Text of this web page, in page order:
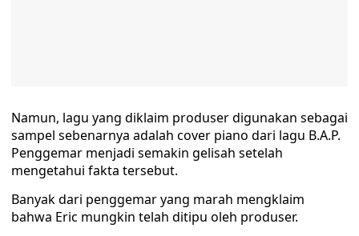
Namun, lagu yang diklaim produser digunakan sebagai
sampel sebenarnya adalah cover piano dari lagu B.A.P.
Penggemar menjadi semakin gelisah setelah
mengetahui fakta tersebut.
Banyak dari penggemar yang marah mengklaim
bahwa Eric mungkin telah ditipu oleh produser.